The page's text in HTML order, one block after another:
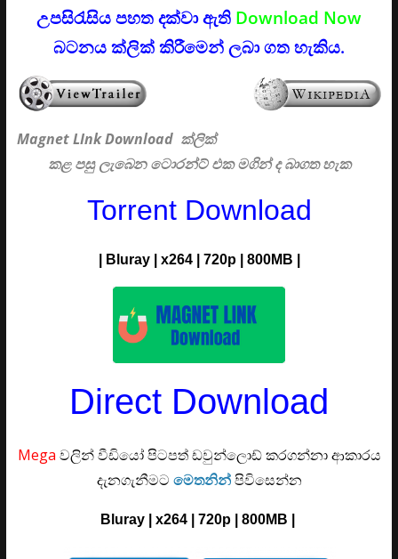
උපසිරැසිය පහත දක්වා ඇති Download Now
බටනය ක්ලික් කිරීමෙන් ලබා ගත හැකිය.
Magnet LInk Download ක්ලික්
කළ පසු ලැබෙන ටොරන්ට් එක මගින් ද බාගත හැක
Torrent Download
Bluray| x264 | 720p | 800M B |
Direct Download
Mega වලින් වීඩියෝ පිටපත් ඩවුන්ලොඩ් කරගන්නා ආකාරය
දැනගැනීමට මෙතනින් පිවිසෙන්න
Bluray | x264 | 720p | 800MB